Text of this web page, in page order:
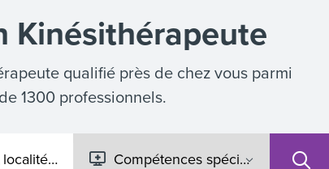
Kinésithérapeute
qualifié près de chez vous parmi
1300 professionnels.